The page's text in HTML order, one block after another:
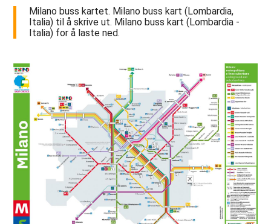
Milano buss kartet. Milano buss kart (Lombardia,
Italia) til å skrive ut. Milano buss kart (Lombardia -
Italia) for å laste ned.